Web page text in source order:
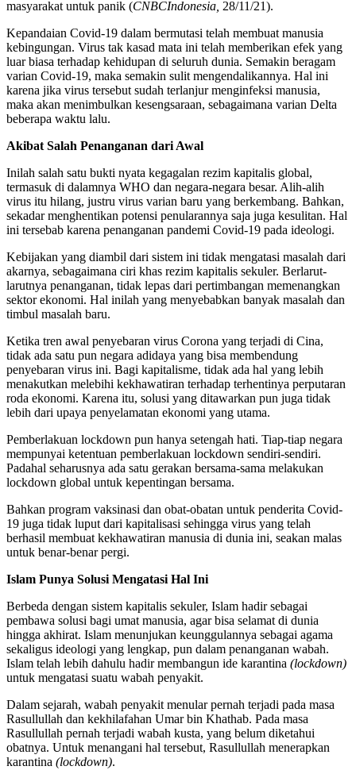
masyarakat untuk panik (CNBCIndonesia, 28/11/21).
Kepandaian Covid-19 dalam bermutasi telah membuat manusia
kebingungan. Virus tak kasad mata ini telah memberikan efek yang
luar biasa terhadap kehidupan di seluruh dunia. Semakin beragam
varian Covid-19, maka semakin sulit mengendalikannya. Hal ini
karena jika virus tersebut sudah terlanjur menginfeksi manusia,
maka akan menimbulkan kesengsaraan, sebagaimana varian Delta
beberapa waktu lalu.
Akibat Salah Penanganan dari Awal
Inilah salah satu bukti nyata kegagalan rezim kapitalis global,
termasuk di dalamnya WHO dan negara-negara besar. Alih-alih
virus itu hilang, justru virus varian baru yang berkembang. Bahkan,
sekadar menghentikan potensi penularannya saja juga kesulitan. Hal
ini tersebab karena penanganan pandemi Covid-19 pada ideologi.
Kebijakan yang diambil dari sistem ini tidak mengatasi masalah dari
akarnya, sebagaimana ciri khas rezim kapitalis sekuler. Berlarut-
larutnya penanganan, tidak lepas dari pertimbangan memenangkan
sektor ekonomi. Hal inilah yang menyebabkan banyak masalah dan
timbul masalah baru.
Ketika tren awal penyebaran virus Corona yang terjadi di Cina,
tidak ada satu pun negara adidaya yang bisa membendung
penyebaran virus ini. Bagi kapitalisme, tidak ada hal yang lebih
menakutkan melebihi kekhawatiran terhadap terhentinya perputaran
roda ekonomi. Karena itu, solusi yang ditawarkan pun juga tidak
lebih dari upaya penyelamatan ekonomi yang utama.
Pemberlakuan lockdown pun hanya setengah hati. Tiap-tiap negara
mempunyai ketentuan pemberlakuan lockdown sendiri-sendiri.
Padahal seharusnya ada satu gerakan bersama-sama melakukan
lockdown global untuk kepentingan bersama.
Bahkan program vaksinasi dan obat-obatan untuk penderita Covid-
19 juga tidak luput dari kapitalisasi sehingga virus yang telah
berhasil membuat kekhawatiran manusia di dunia ini, seakan malas
untuk benar-benar pergi.
Islam Punya Solusi Mengatasi Hal Ini
Berbeda dengan sistem kapitalis sekuler, Islam hadir sebagai
pembawa solusi bagi umat manusia, agar bisa selamat di dunia
hingga akhirat. Islam menunjukan keunggulannya sebagai agama
sekaligus ideologi yang lengkap, pun dalam penanganan wabah.
Islam telah lebih dahulu hadir membangun ide karantina (lockdown)
untuk mengatasi suatu wabah penyakit.
Dalam sejarah, wabah penyakit menular pernah terjadi pada masa
Rasullullah dan kekhilafahan Umar bin Khathab. Pada masa
Rasullullah pernah terjadi wabah kusta, yang belum diketahui
obatnya. Untuk menangani hal tersebut, Rasullullah menerapkan
karantina (lockdown).